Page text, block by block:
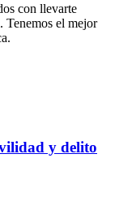
con llevarte
Tenemos el mejor
y delito